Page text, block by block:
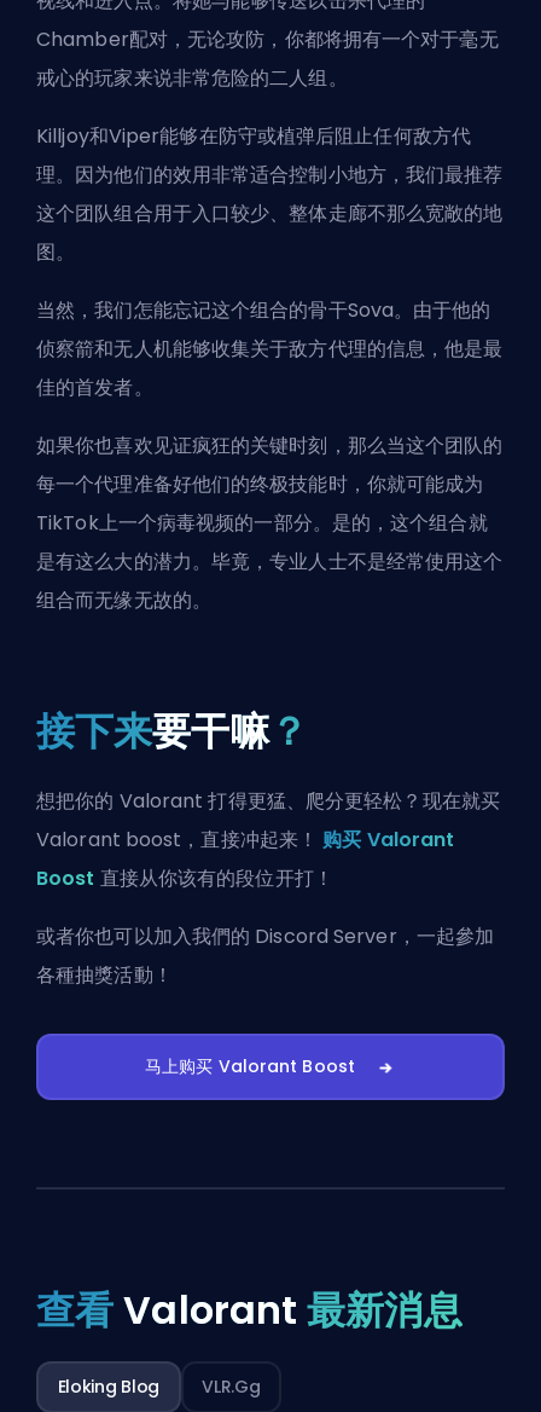
Chamber配对，无论攻防，你都将拥有一个对于毫无
戒心的玩家来说非常危险的二人组。
Killjoy和Viper能够在防守或植弹后阻止任何敌方代
理。因为他们的效用非常适合控制小地方，我们最推荐
这个团队组合用于入口较少、整体走廊不那么宽敞的地
图。
当然，我们怎能忘记这个组合的骨干Sova。由于他的
侦察箭和无人机能够收集关于敌方代理的信息，他是最
佳的首发者。
如果你也喜欢见证疯狂的关键时刻，那么当这个团队的
每一个代理准备好他们的终极技能时，你就可能成为
TikTok上一个病毒视频的一部分。是的，这个组合就
是有这么大的潜力。毕竟，专业人士不是经常使用这个
组合而无缘无故的。
接下来要干嘛？
想把你的 Valorant 打得更猛、爬分更轻松？现在就买
Valorant boost，直接冲起来！购买 Valorant
Boost 直接从你该有的段位开打！
或者你也可以加入我們的 Discord Server ，一起參加
各種抽獎活動！
马上购买 Valorant Boost
查看Valorant 最新消息
Eloking Blog VLR.gg